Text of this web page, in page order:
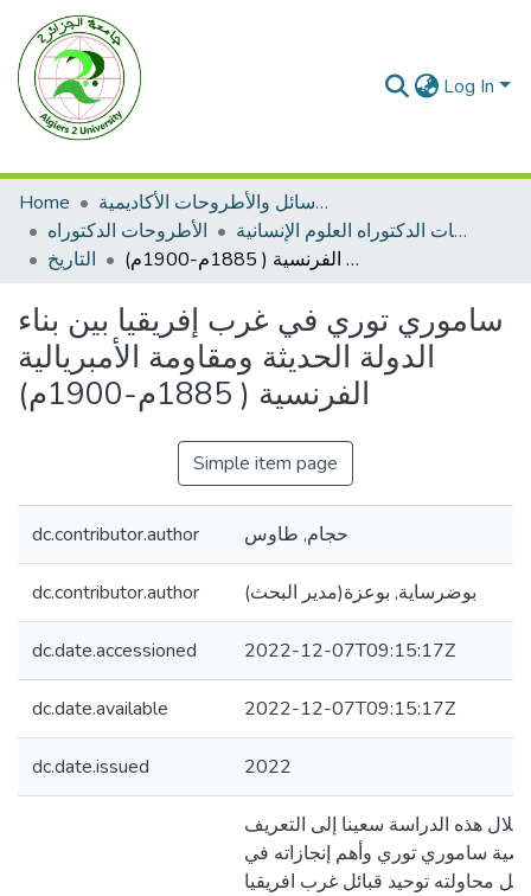
Log In
Home
الرسائل والأطروحات الأكاديمية
الأطروحات الدكتوراه
الأطروحات الدكتوراه العلوم الإنسانية
التاريخ
ساموري توري في غرب إفريقيا بين بناء الدولة الحديثة ومقاومة الأمبريالية الفرنسية ( 1885م-1900م)
ساموري توري في غرب إفريقيا بين بناء
الدولة الحديثة ومقاومة الأمبريالية
الفرنسية ( 1885م-1900م)
Simple item page
dc.contributor.author حجام, طاوس
dc.contributor.author بوضرساية, بوعزة(مدير البحث)
dc.date.accessioned 2022-12-07T09:15:17Z
dc.date.available 2022-12-07T09:15:17Z
dc.date.issued 2022
هذه الدراسة سعينا إلى التعريف
ساموري توري وأهم إنجازاته في
ظل محاولته توحيد قبائل غرب افريقيا